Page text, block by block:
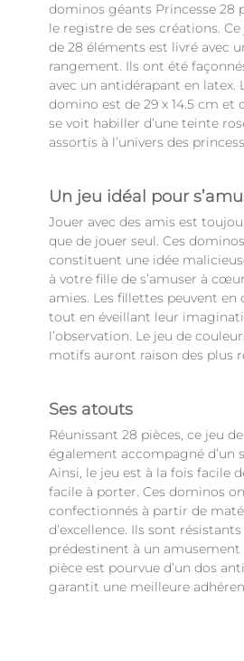
dominos géants Princesse 28
le registre de ses créations.
de 28 éléments est livré avec
rangement. Ils ont été
avec un antidérapant en latex.
domino est de 29 x 14.5 cm et
se voit habiller d’une teinte
assortis à l’univers des
Un jeu idéal pour
Jouer avec des amis est
que de jouer seul. Ces
constituent une idée
à votre fille de s’amuser à
amies. Les fillettes peuvent en
tout en éveillant leur
l’observation. Le jeu de
motifs auront raison des plus
Ses atouts
Réunissant 28 pièces, ce jeu
également accompagné d’un
Ainsi, le jeu est à la fois facile
facile à porter. Ces dominos
confectionnés à partir de
d’excellence. Ils sont
prédestinent à un amusement
pièce est pourvue d’un dos
garantit une meilleure